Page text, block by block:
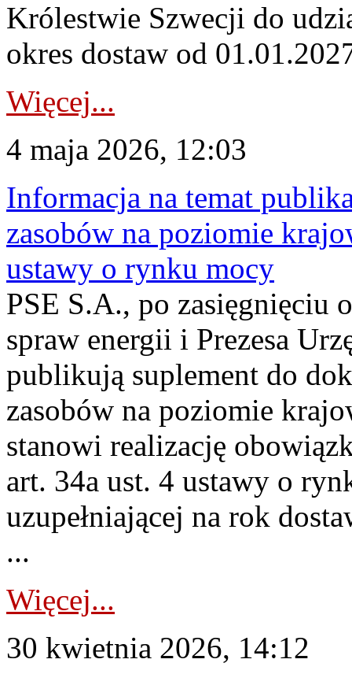
Królestwie Szwecji do
okres dostaw od
Więcej...
4 maja 2026, 12:03
Informacja na temat
zasobów na poziomie
ustawy o rynku mocy
PSE S.A., po zasięgnięciu
spraw energii i Prezesa
publikują suplement do
zasobów na poziomie
stanowi realizację
art. 34a ust. 4 ustawy o
uzupełniającej na rok
...
Więcej...
30 kwietnia 2026, 14:12